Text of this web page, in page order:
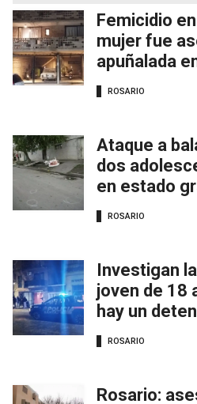
Femicidio
mujer fue
apuñalada
ROSARIO
Ataque a
dos
en estado
ROSARIO
Investigan
joven de 18
hay un
ROSARIO
Rosario: